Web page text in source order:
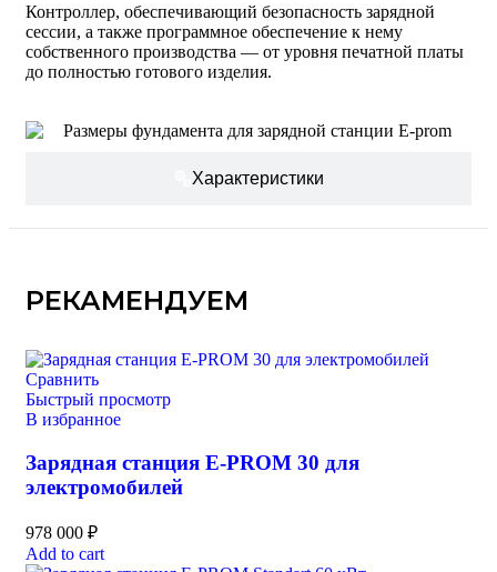
Характеристики
Контроллер, обеспечивающий безопасность зарядной
сессии, а также программное обеспечение к нему
собственного производства — от уровня печатной платы
до полностью готового изделия.
РЕКАМЕНДУЕМ
Сравнить
Быстрый просмотр
В избранное
Зарядная станция E-PROM 30 для
электромобилей
978 000 ₽
Add to cart